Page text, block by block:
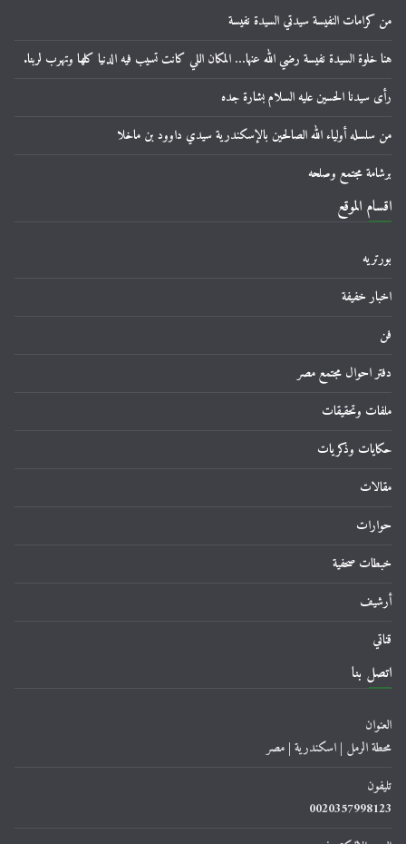
من كرامات النفيسة سيدتي السيدة نفيسة
هنا خلوة السيدة نفيسة رضي الله عنها… المكان اللي كانت تسيب فيه الدنيا كلها وتهرب لربنا.
رأى سيدنا الحسين عليه السلام بشارة جده
من سلسله أولياء الله الصالحين بالإسكندرية سيدي داوود بن ماخلا
برشامة مجتمع وصلحه
اقسام الموقع
بورتريه
اخبار خفيفة
فن
دفتر احوال مجتمع مصر
ملفات وتحقيقات
حكايات وذكريات
مقالات
حوارات
خبطات صحفية
أرشيف
قناتي
اتصل بنا
العنوان
محطة الرمل | اسكندرية | مصر
تليفون
0020357998123